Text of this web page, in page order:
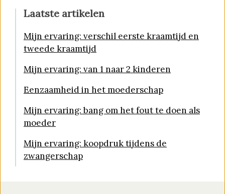
Laatste artikelen
Mijn ervaring: verschil eerste kraamtijd en
tweede kraamtijd
Mijn ervaring: van 1 naar 2 kinderen
Eenzaamheid in het moederschap
Mijn ervaring: bang om het fout te doen als
moeder
Mijn ervaring: koopdruk tijdens de
zwangerschap